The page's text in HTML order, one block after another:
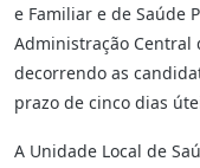
e Familiar e de Saúde
Administração Central
decorrendo as
prazo de cinco dias
A Unidade Local de